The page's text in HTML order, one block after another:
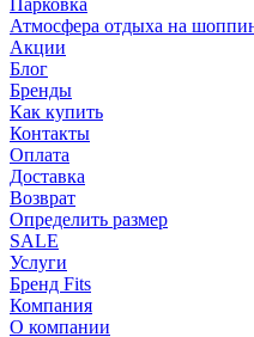
Парковка
Атмосфера отдыха на
Акции
Блог
Бренды
Как купить
Контакты
Оплата
Доставка
Возврат
Определить размер
SALE
Услуги
Бренд Fits
Компания
О компании